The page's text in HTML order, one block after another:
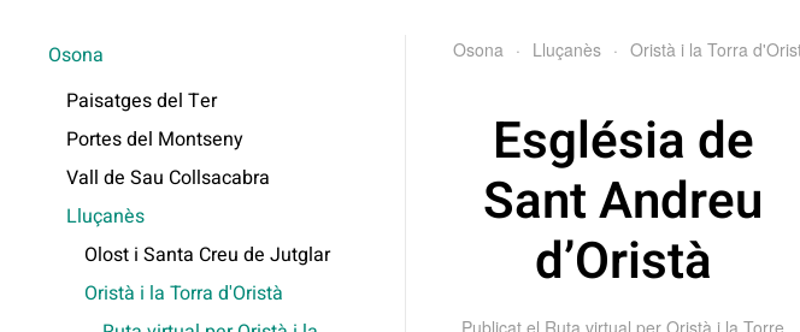
Osona Lluçanès Oristà i la Torra
Església de
Sant Andreu
d’Oristà
Osona
Paisatges del Ter
Portes del Montseny
Vall de Sau Collsacabra
Lluçanès
Olost i Santa Creu de Jutglar
Oristà i la Torra d'Oristà